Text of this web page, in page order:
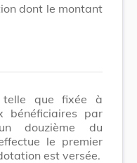
dont le montant
telle que fixée à
bénéficiaires par
douzième du
le premier
est versée.